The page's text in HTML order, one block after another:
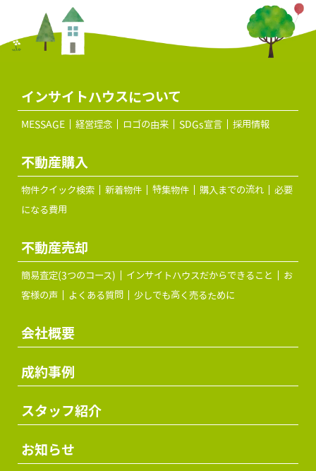
インサイトハウスについて
MESSAGE 経営理念 ロゴの由来 SDGs宣言 採用情報
不動産購入
物件クイック検索 新着物件 特集物件 購入までの流れ
必要
になる費用
不動産売却
簡易査定(3つのコース) インサイトハウスだからできること
お
客様の声
よくある質問 少しでも高く売るために
会社概要
成約事例
スタッフ紹介
お知らせ